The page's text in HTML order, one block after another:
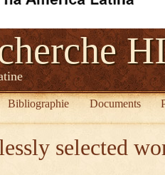
Bibliographie Documents
selected